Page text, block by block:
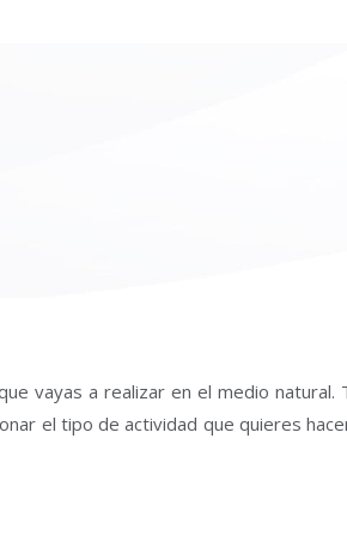
vayas a realizar en el medio
el tipo de actividad que quieres